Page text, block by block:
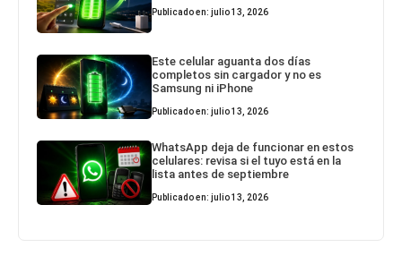
Publicado en: julio 13, 2026
Este celular aguanta dos días
completos sin cargador y no es
Samsung ni iPhone
Publicado en: julio 13, 2026
WhatsApp deja de funcionar en estos
celulares: revisa si el tuyo está en la
lista antes de septiembre
Publicado en: julio 13, 2026